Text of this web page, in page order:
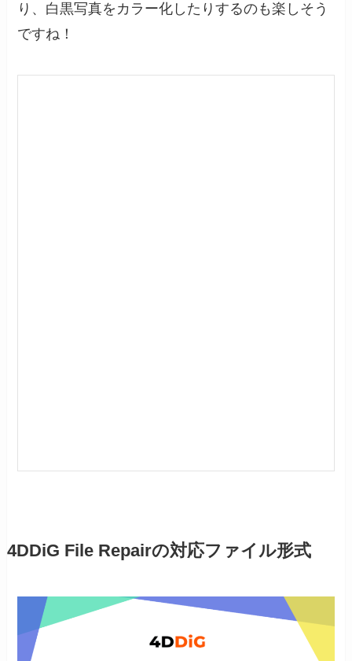
り、白黒写真をカラー化したりするのも楽しそう
ですね！
4DDiG File Repairの対応ファイル形式